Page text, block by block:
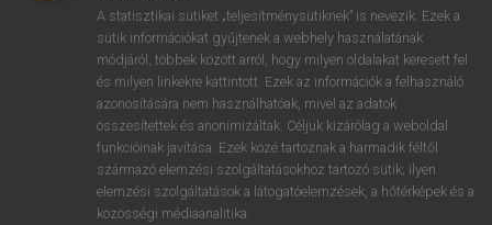
A statisztikai sütiket „teljesítménysütiknek” is nevezik. Ezek a
sütik információkat gyűjtenek a webhely használatának
módjáról, többek között arról, hogy milyen oldalakat keresett fel
és milyen linkekre kattintott. Ezek az információk a felhasználó
azonosítására nem használhatóak, mivel az adatok
összesítettek és anonimizáltak. Céljuk kizárólag a weboldal
funkcióinak javítása. Ezek közé tartoznak a harmadik féltől
származó elemzési szolgáltatásokhoz tartozó sütik; ilyen
elemzési szolgáltatások a látogatóelemzések, a hőtérképek és a
közösségi médiaanalitika.